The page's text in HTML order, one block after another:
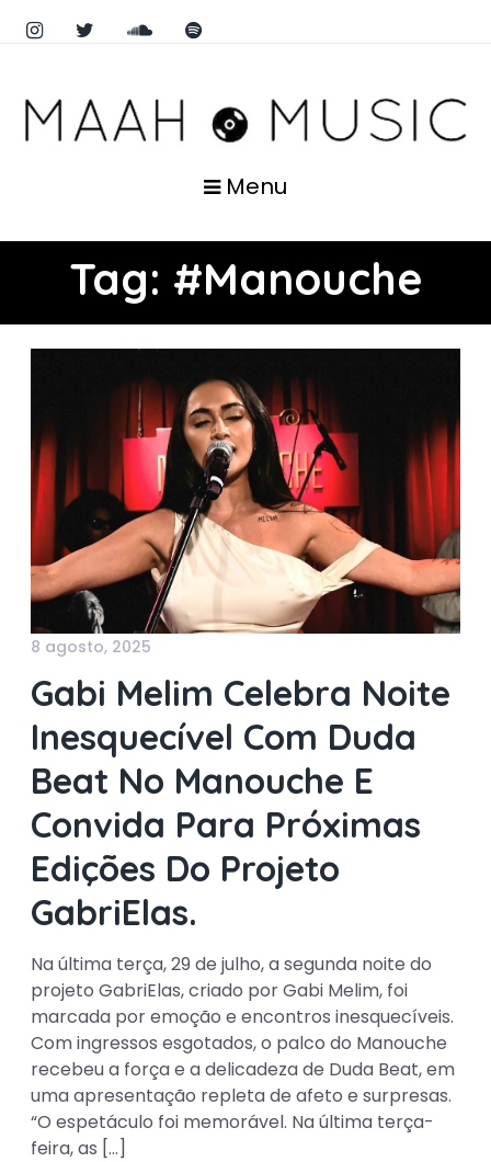
Menu
Tag: #Manouche
8 agosto, 2025
Gabi Melim Celebra Noite
Inesquecível Com Duda
Beat No Manouche E
Convida Para Próximas
Edições Do Projeto
GabriElas.
Na última terça, 29 de julho, a segunda noite do
projeto GabriElas, criado por Gabi Melim, foi
marcada por emoção e encontros inesquecíveis.
Com ingressos esgotados, o palco do Manouche
recebeu a força e a delicadeza de Duda Beat, em
uma apresentação repleta de afeto e surpresas.
“O espetáculo foi memorável. Na última terça-
feira, as […]